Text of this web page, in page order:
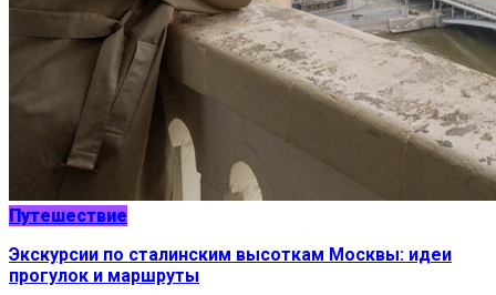
Путешествие
Экскурсии по сталинским высоткам Москвы: идеи
прогулок и маршруты